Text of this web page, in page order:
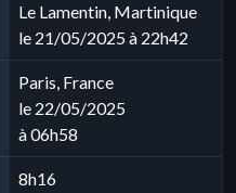
Le Lamentin, Martinique
le 21/05/2025 à 22h42
Paris, France
le 22/05/2025
à 06h58
8h16